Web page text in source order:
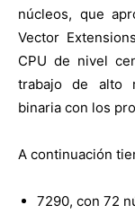
núcleos, que
Vector
CPU de nivel
trabajo de alto
binaria con los
A continuación
7290, con 72